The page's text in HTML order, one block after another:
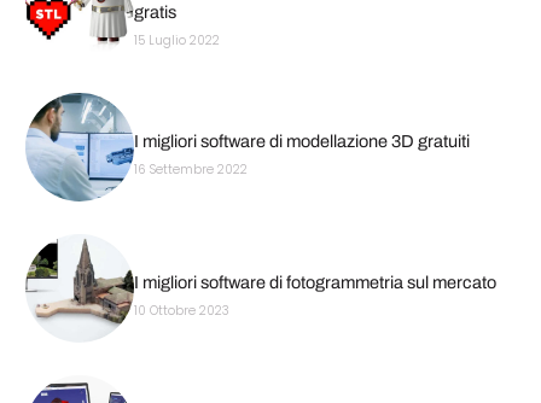
gratis
15 Luglio 2022
I migliori software di modellazione 3D gratuiti
16 Settembre 2022
I migliori software di fotogrammetria sul mercato
10 Ottobre 2023